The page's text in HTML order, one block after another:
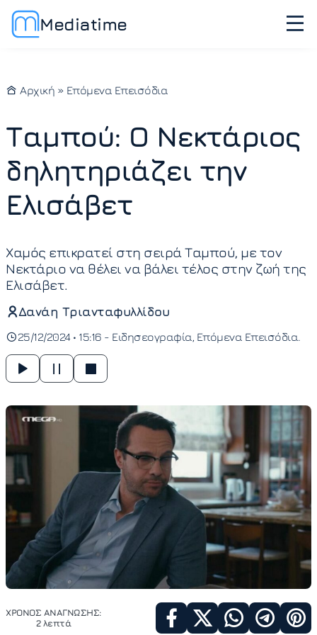
Mediatime
Αρχική » Επόμενα Επεισόδια
Ταμπού: Ο Νεκτάριος
δηλητηριάζει την
Ελισάβετ
Χαμός επικρατεί στη σειρά Ταμπού, με τον
Νεκτάριο να θέλει να βάλει τέλος στην ζωή της
Ελισάβετ.
Δανάη Τριανταφυλλίδου
25/12/2024 • 15:16 - Ειδησεογραφία Επόμενα Επεισόδια
ΧΡΟΝΟΣ ΑΝΑΓΝΩΣΗΣ:
2 λεπτά